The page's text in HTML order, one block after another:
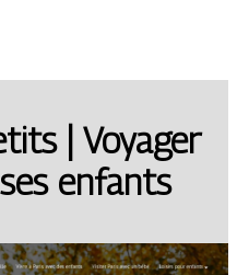
| Voyager
enfants